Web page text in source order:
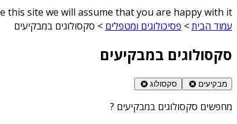
this site we will assume that you are happy with it
עמוד הבית> פסיכולוגים ומטפלים > סקסולוגים במבקיעים
סקסולוגים במבקיעים
מבקיעים סקסולוג
מחפשים סקסולוגים במבקיעים ?